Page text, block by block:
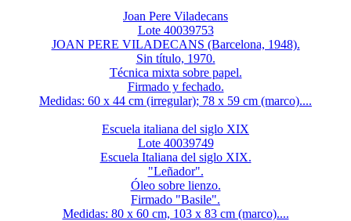
Joan Pere Viladecans
Lote 40039753
JOAN PERE VILADECANS (Barcelona, 1948).
Sin título, 1970.
Técnica mixta sobre papel.
Firmado y fechado.
Medidas: 60 x 44 cm (irregular); 78 x 59 cm (marco)....
Escuela italiana del siglo XIX
Lote 40039749
Escuela Italiana del siglo XIX.
"Leñador".
Óleo sobre lienzo.
Firmado "Basile".
Medidas: 80 x 60 cm, 103 x 83 cm (marco)....